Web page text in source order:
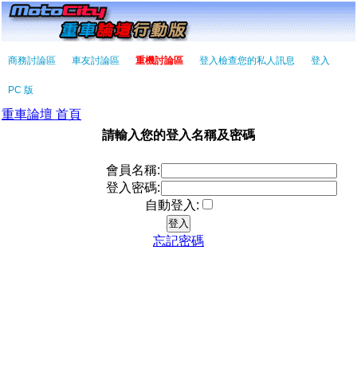
商務討論區 車友討論區 重機討論區 登入檢查您的私人訊息 登入
PC 版
重車論壇 首頁
請輸入您的登入名稱及密碼
會員名稱:
登入密碼:
自動登入:
忘記密碼